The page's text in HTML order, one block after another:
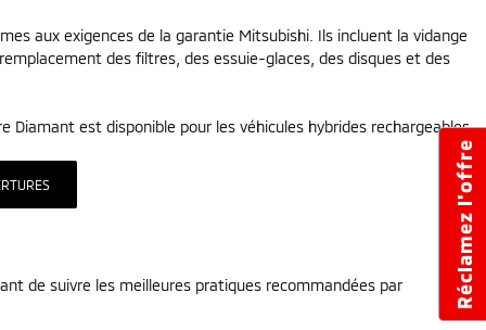
aux exigences de la garantie Mitsubishi. Ils incluent la vidange
des filtres, des essuie-glaces, des disques et des
Diamant est disponible pour les véhicules hybrides rechargeables
de suivre les meilleures pratiques recommandées par
Réclamez l'offre